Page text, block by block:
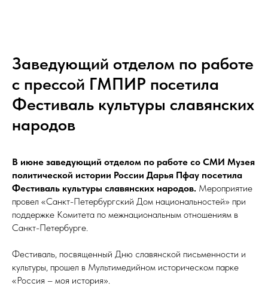
Заведующий отделом по работе
с прессой ГМПИР посетила
Фестиваль культуры славянских
народов
В июне заведующий отделом по работе со СМИ Музея
политической истории России Дарья Пфау посетила
Фестиваль культуры славянских народов. Мероприятие
провел «Санкт-Петербургский Дом национальностей» при
поддержке Комитета по межнациональным отношениям в
Санкт-Петербурге.
Фестиваль, посвященный Дню славянской письменности и
культуры, прошел в Мультимедийном историческом парке
«Россия – моя история».